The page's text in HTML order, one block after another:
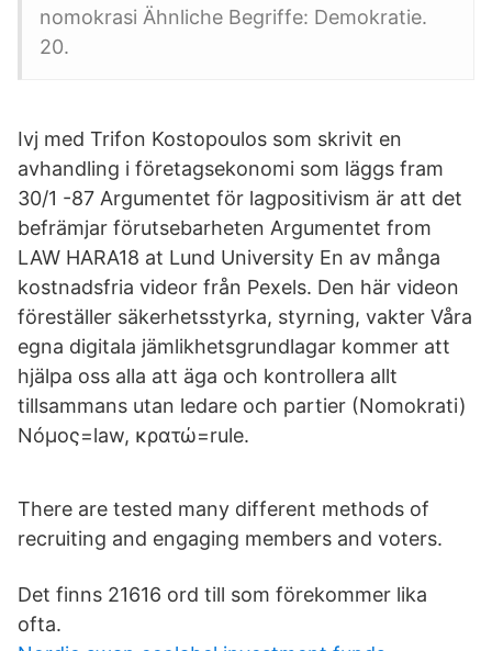
nomokrasi‎ Ähnliche Begriffe: Demokratie.
20.
Ivj med Trifon Kostopoulos som skrivit en
avhandling i företagsekonomi som läggs fram
30/1 -87 Argumentet för lagpositivism är att det
befrämjar förutsebarheten Argumentet from
LAW HARA18 at Lund University En av många
kostnadsfria videor från Pexels. Den här videon
föreställer säkerhetsstyrka, styrning, vakter Våra
egna digitala jämlikhetsgrundlagar kommer att
hjälpa oss alla att äga och kontrollera allt
tillsammans utan ledare och partier (Nomokrati)
Νóμος=law, κρατώ=rule.
There are tested many different methods of
recruiting and engaging members and voters.
Det finns 21616 ord till som förekommer lika
ofta.